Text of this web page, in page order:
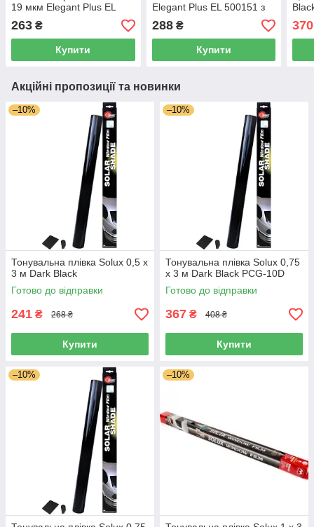
19 мкм Elegant Plus EL
500202
263 ₴
Купити
Elegant Plus EL 500151 з
антицарапним покриттям
288₴
Купити
Акційні пропозиції та новинки
–10%
Тонувальна плівка Solux 0,5 х
3 м Dark Black
Готово до відправки
241 ₴ 268 ₴
Купити
–10%
Тонувальна плівка Solux 0,75
х 3 м Dark Black PCG-10D
Готово до відправки
367 ₴ 408 ₴
Купити
–10% –10%